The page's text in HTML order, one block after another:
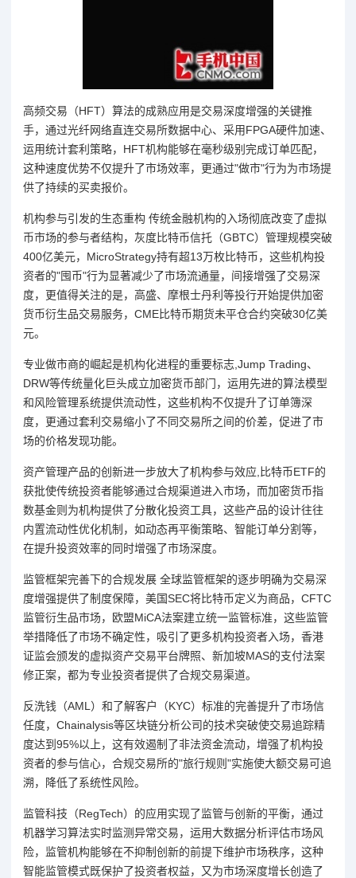
高频交易（HFT）算法的成熟应用是交易深度增强的关键推
手，通过光纤网络直连交易所数据中心、采用FPGA硬件加速、
运用统计套利策略，HFT机构能够在毫秒级别完成订单匹配，
这种速度优势不仅提升了市场效率，更通过"做市"行为为市场提
供了持续的买卖报价。
机构参与引发的生态重构 传统金融机构的入场彻底改变了虚拟
币市场的参与者结构，灰度比特币信托（GBTC）管理规模突破
400亿美元，MicroStrategy持有超13万枚比特币，这些机构投
资者的"囤币"行为显著减少了市场流通量，间接增强了交易深
度，更值得关注的是，高盛、摩根士丹利等投行开始提供加密
货币衍生品交易服务，CME比特币期货未平仓合约突破30亿美
元。
专业做市商的崛起是机构化进程的重要标志,Jump Trading、
DRW等传统量化巨头成立加密货币部门，运用先进的算法模型
和风险管理系统提供流动性，这些机构不仅提升了订单簿深
度，更通过套利交易缩小了不同交易所之间的价差，促进了市
场的价格发现功能。
资产管理产品的创新进一步放大了机构参与效应,比特币ETF的
获批使传统投资者能够通过合规渠道进入市场，而加密货币指
数基金则为机构提供了分散化投资工具，这些产品的设计往往
内置流动性优化机制，如动态再平衡策略、智能订单分割等，
在提升投资效率的同时增强了市场深度。
监管框架完善下的合规发展 全球监管框架的逐步明确为交易深
度增强提供了制度保障，美国SEC将比特币定义为商品，CFTC
监管衍生品市场，欧盟MiCA法案建立统一监管标准，这些监管
举措降低了市场不确定性，吸引了更多机构投资者入场，香港
证监会颁发的虚拟资产交易平台牌照、新加坡MAS的支付法案
修正案，都为专业投资者提供了合规交易渠道。
反洗钱（AML）和了解客户（KYC）标准的完善提升了市场信
任度，Chainalysis等区块链分析公司的技术突破使交易追踪精
度达到95%以上，这有效遏制了非法资金流动，增强了机构投
资者的参与信心，合规交易所的"旅行规则"实施使大额交易可追
溯，降低了系统性风险。
监管科技（RegTech）的应用实现了监管与创新的平衡，通过
机器学习算法实时监测异常交易，运用大数据分析评估市场风
险，监管机构能够在不抑制创新的前提下维护市场秩序，这种
智能监管模式既保护了投资者权益，又为市场深度增长创造了